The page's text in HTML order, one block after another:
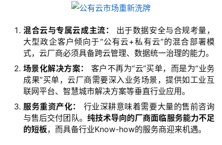
混合云与专属云成主流：
出于数据安全与合规考量，
大型政企客户倾向于“公有云+私有云”的混合部署模
式，云厂商必须具备跨云管理、数据统一治理的能力。
场景化解决方案：
客户不再为“云”买单，而是为“业务
成果”买单，云厂商需要深入业务场景，提供如工业互
联网平台、智慧城市解决方案等垂直行业应用。
服务重资产化：
行业深耕意味着需要大量的售前咨询
与售后交付团队。 纯技术导向的厂商面临服务能力不足
的短板，而具备行业Know-how的服务商迎来机遇。